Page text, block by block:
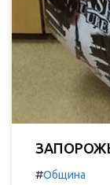
#Община